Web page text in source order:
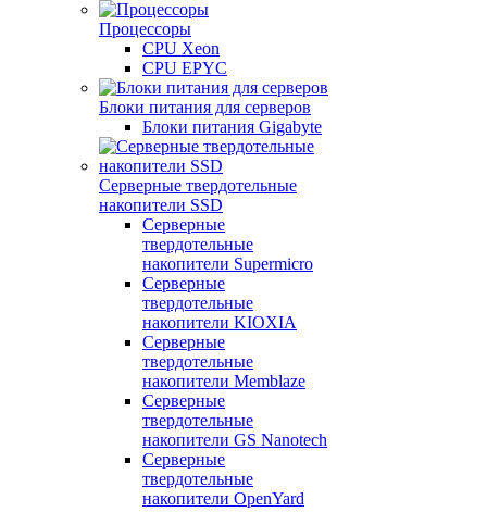
Процессоры
CPU Xeon
CPU EPYC
Блоки питания для серверов
Блоки питания Gigabyte
Серверные твердотельные
накопители SSD
Cерверные
твердотельные
накопители Supermicro
Cерверные
твердотельные
накопители KIOXIA
Cерверные
твердотельные
накопители Memblaze
Cерверные
твердотельные
накопители GS Nanotech
Серверные
твердотельные
накопители OpenYard